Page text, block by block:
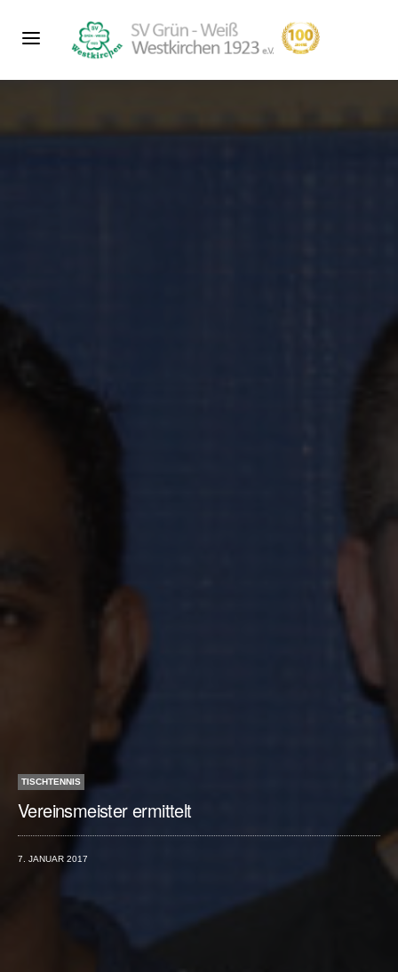
TISCHTENNIS
Vereinsmeister ermittelt
7. JANUAR 2017